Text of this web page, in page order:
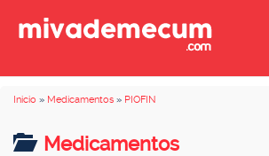
Inicio » Medicamentos » PIOFIN
Medicamentos